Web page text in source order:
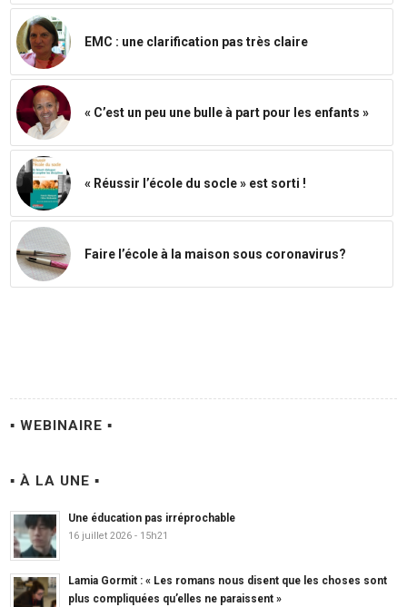
EMC : une clarification pas très claire
« C’est un peu une bulle à part pour les enfants »
« Réussir l’école du socle » est sorti !
Faire l’école à la maison sous coronavirus?
▪ WEBINAIRE ▪
▪ À LA UNE ▪
Une éducation pas irréprochable
16 juillet 2026 - 15h21
Lamia Gormit : « Les romans nous disent que les choses sont
plus compliquées qu’elles ne paraissent »